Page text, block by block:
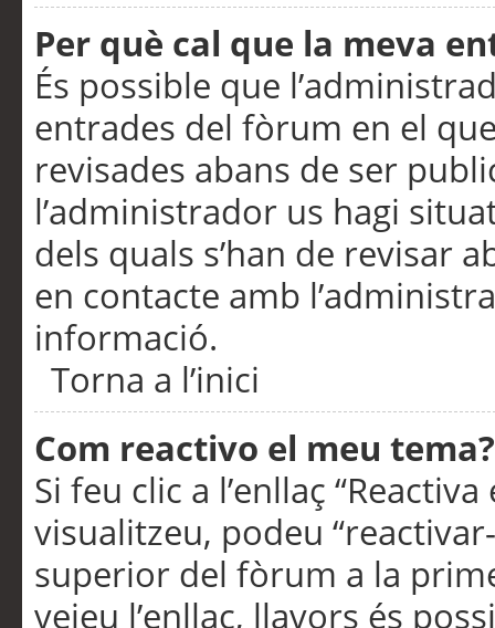
Per què cal que la meva
És possible que
entrades del fòrum en el
revisades abans de ser
l’administrador us hagi
dels quals s’han de revisar
en contacte amb
informació.
Torna a l’inici
Com reactivo el meu tema?
Si feu clic a l’enllaç
visualitzeu, podeu
superior del fòrum a la
veieu l’enllaç, llavors és